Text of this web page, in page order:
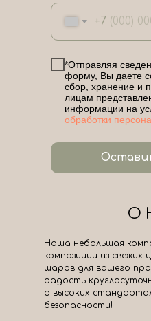
+7
*Отправляя
форму, Вы даете
сбор, хранение и
лицам
информации на
обработки
О
Наша небольшая
композиции из свежих
шаров для вашего
радость
о высоких
безопасности!